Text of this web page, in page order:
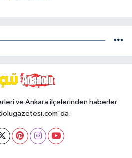
ve Ankara ilçelerinden haberler